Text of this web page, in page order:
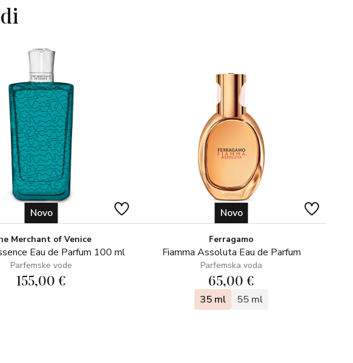
Novo
Merchant of Venice
Eau de Parfum 100 ml
Parfemske vode
155,00 €
Novo
Ferragamo
Fiamma Assoluta Eau de Parfum
Parfemska voda
65,00 €
35 ml 55 ml